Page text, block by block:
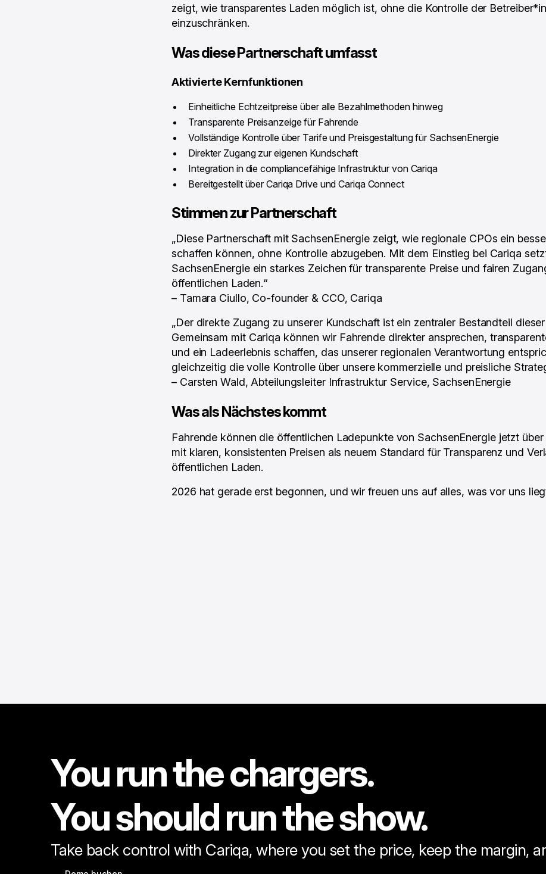
zeigt, wie transparentes Laden möglich ist, ohne die Kontrolle der
einzuschränken.
Was diese Partnerschaft umfasst
Aktivierte Kernfunktionen
Einheitliche Echtzeitpreise über alle Bezahlmethoden hinweg
Transparente Preisanzeige für Fahrende
Vollständige Kontrolle über Tarife und Preisgestaltung für SachsenEnergie
Direkter Zugang zur eigenen Kundschaft
Integration in die compliancefähige Infrastruktur von Cariqa
Bereitgestellt über Cariqa Drive und Cariqa Connect
Stimmen zur Partnerschaft
„Diese Partnerschaft mit SachsenEnergie zeigt, wie regionale CPOs ein
schaffen können, ohne Kontrolle abzugeben. Mit dem Einstieg bei Cariqa
SachsenEnergie ein starkes Zeichen für transparente Preise und fairen
öffentlichen Laden.“
– Tamara Ciullo, Co-founder & CCO, Cariqa
„Der direkte Zugang zu unserer Kundschaft ist ein zentraler Bestandteil
Gemeinsam mit Cariqa können wir Fahrende direkter ansprechen,
und ein Ladeerlebnis schaffen, das unserer regionalen Verantwortung
gleichzeitig die volle Kontrolle über unsere kommerzielle und preisliche
– Carsten Wald, Abteilungsleiter Infrastruktur Service, SachsenEnergie
Was als Nächstes kommt
Fahrende können die öffentlichen Ladepunkte von SachsenEnergie jetzt
mit klaren, konsistenten Preisen als neuem Standard für Transparenz und
öffentlichen Laden.
2026 hat gerade erst begonnen, und wir freuen uns auf alles, was vor uns
You run the chargers.
You should run the show.
Take back control with Cariqa, where you set the price, keep the margin,